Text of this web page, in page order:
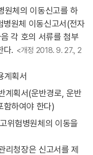
체의 이동신고를 하
원체 이동신고서(전자
각 호의 서류를 첨부
다. <개정 2018. 9. 27., 2
계획서
계획서(운반경로, 운반
함하여야 한다)
위험병원체의 이동을
청장은 신고서를 제